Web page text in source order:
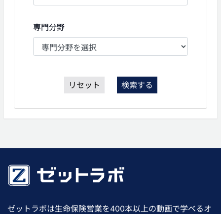
専門分野
リセット 検索する
ゼットラボは生命保険営業を400本以上の動画で学べるオ